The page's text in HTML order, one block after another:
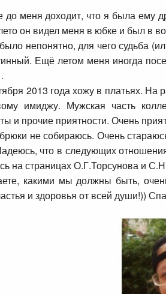
до меня доходит, что я была ему
он видел меня в юбке и был в
непонятно, для чего судьба
Ещё летом меня иногда
2013 года хожу в платьях.
имиджу. Мужская часть
и прочие приятности. Очень
не собираюсь. Очень
что в следующих
на страницах О.Г.Торсунова и
какими мы должны быть,
и здоровья от всей души!))